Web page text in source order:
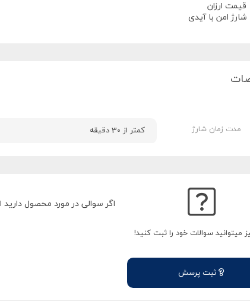
قیمت ارزان
شارژ امن با آیدی
مدت زمان شارژ کمتر از 30 دقیقه
میتوانید سوالات خود را ثبت کنید!
اگر سوالی در مورد محصول